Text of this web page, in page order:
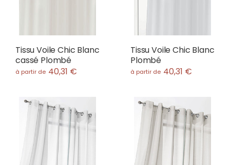
Tissu Voile Chic Blanc
cassé Plombé
à partir de 40,31 €
Tissu Voile Chic Blanc
Plombé
à partir de 40,31 €